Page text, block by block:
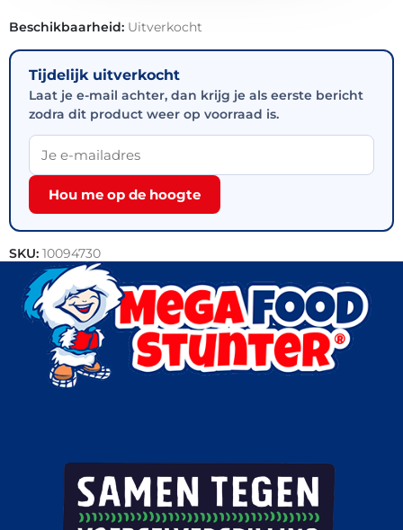
Beschikbaarheid: Uitverkocht
Tijdelijk uitverkocht
Laat je e-mail achter, dan krijg je als eerste bericht
zodra dit product weer op voorraad is.
Hou me op de hoogte
SKU: 10094730
Categorie: Outlet